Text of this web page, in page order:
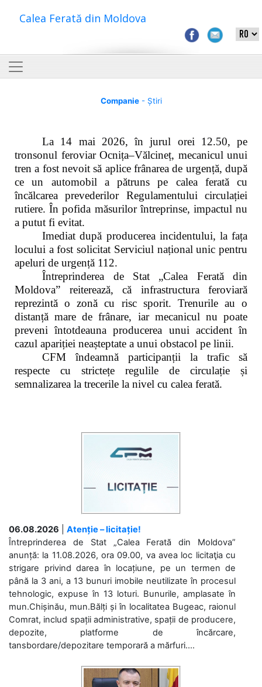
Calea Ferată din Moldova
Companie- Știri
La 14 mai 2026, în jurul orei 12.50, pe
tronsonul feroviar Ocnița–Vălcineț, mecanicul unui
tren a fost nevoit să aplice frânarea de urgență, după
ce un automobil a pătruns pe calea ferată cu
încălcarea prevederilor Regulamentului circulației
rutiere. În pofida măsurilor întreprinse, impactul nu
a putut fi evitat.
Imediat după producerea incidentului, la fața
locului a fost solicitat Serviciul național unic pentru
apeluri de urgență 112.
Întreprinderea de Stat „Calea Ferată din
Moldova” reiterează, că infrastructura feroviară
reprezintă o zonă cu risc sporit. Trenurile au o
distanță mare de frânare, iar mecanicul nu poate
preveni întotdeauna producerea unui accident în
cazul apariției neașteptate a unui obstacol pe linii.
CFM îndeamnă participanții la trafic să
respecte cu strictețe regulile de circulație și
semnalizarea la trecerile la nivel cu calea ferată.
06.08.2026
Atenție – licitație!
Întreprinderea de Stat „Calea Ferată din Moldova”
anunță: la 11.08.2026, ora 09.00, va avea loc licitaţia cu
strigare privind darea în locațiune, pe un termen de
până la 3 ani, a 13 bunuri imobile neutilizate în procesul
tehnologic, expuse în 13 loturi. Bunurile, amplasate în
mun.Chișinău, mun.Bălți și în localitatea Bugeac, raionul
Comrat, includ spații administrative, spații de producere,
depozite, platforme de încărcare,
tansbordare/depozitare temporară a mărfuri....